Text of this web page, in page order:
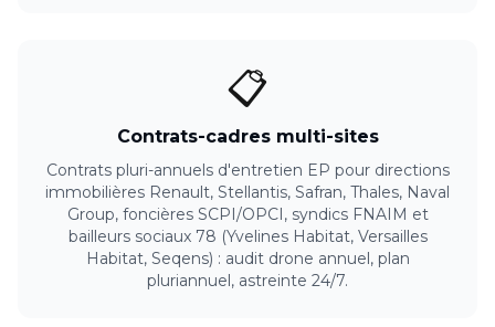
📋
Contrats-cadres multi-sites
Contrats pluri-annuels d'entretien EP pour directions
immobilières Renault, Stellantis, Safran, Thales, Naval
Group, foncières SCPI/OPCI, syndics FNAIM et
bailleurs sociaux 78 (Yvelines Habitat, Versailles
Habitat, Seqens) : audit drone annuel, plan
pluriannuel, astreinte 24/7.